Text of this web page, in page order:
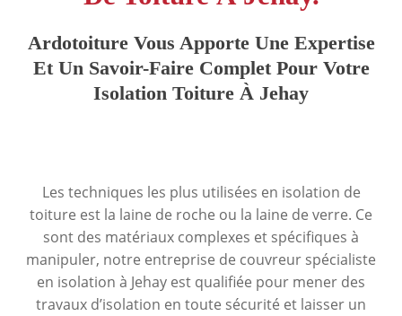
Ardotoiture Vous Apporte Une Expertise
Et Un Savoir-Faire Complet Pour Votre
Isolation Toiture À Jehay
Les techniques les plus utilisées en isolation de
toiture est la laine de roche ou la laine de verre. Ce
sont des matériaux complexes et spécifiques à
manipuler, notre entreprise de couvreur spécialiste
en isolation à Jehay est qualifiée pour mener des
travaux d’isolation en toute sécurité et laisser un